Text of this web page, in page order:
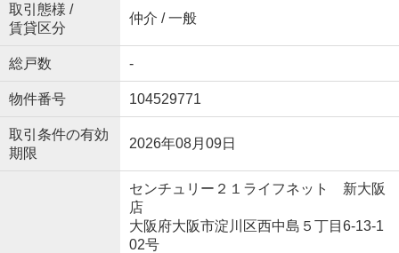
取引態様 /
賃貸区分
仲介 / 一般
総戸数 -
物件番号 104529771
取引条件の有効
期限
2026年08月09日
センチュリー２１ライフネット 新大阪
店
大阪府大阪市淀川区西中島５丁目6-13-1
02号